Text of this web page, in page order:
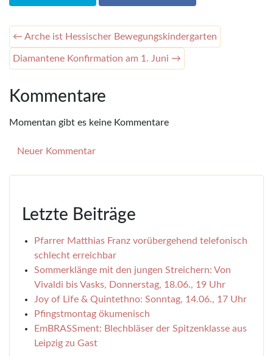
← Arche ist Hessischer Bewegungskindergarten
Diamantene Konfirmation am 1. Juni →
Kommentare
Momentan gibt es keine Kommentare
Neuer Kommentar
Letzte Beiträge
Pfarrer Matthias Franz vorübergehend telefonisch
schlecht erreichbar
Sommerklänge mit den jungen Streichern: Von
Vivaldi bis Vasks, Donnerstag, 18.06., 19 Uhr
Joy of Life & Quintethno: Sonntag, 14.06., 17 Uhr
Pfingstmontag ökumenisch
EmBRASSment: Blechbläser der Spitzenklasse aus
Leipzig zu Gast